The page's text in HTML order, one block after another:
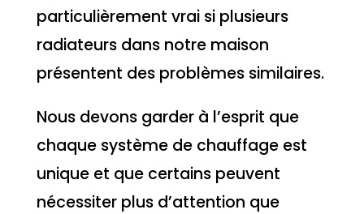
particulièrement vrai si plusieurs
radiateurs dans notre maison
présentent des problèmes similaires.
Nous devons garder à l’esprit que
chaque système de chauffage est
unique et que certains peuvent
nécessiter plus d’attention que